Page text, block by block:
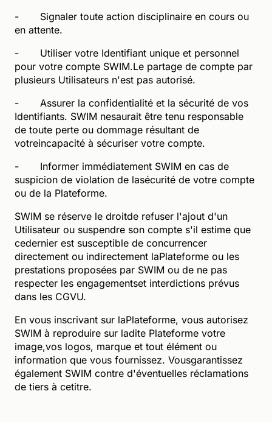
- Signaler toute action disciplinaire en cours ou
en attente.
- Utiliser votre Identifiant unique et personnel
pour votre compte SWIM.Le partage de compte par
plusieurs Utilisateurs n'est pas autorisé.
- Assurer la confidentialité et la sécurité de vos
Identifiants. SWIM nesaurait être tenu responsable
de toute perte ou dommage résultant de
votreincapacité à sécuriser votre compte.
- Informer immédiatement SWIM en cas de
suspicion de violation de lasécurité de votre compte
ou de la Plateforme.
SWIM se réserve le droitde refuser l'ajout d'un
Utilisateur ou suspendre son compte s'il estime que
cedernier est susceptible de concurrencer
directement ou indirectement laPlateforme ou les
prestations proposées par SWIM ou de ne pas
respecter les engagementset interdictions prévus
dans les CGVU.
En vous inscrivant sur laPlateforme, vous autorisez
SWIM à reproduire sur ladite Plateforme votre
image,vos logos, marque et tout élément ou
information que vous fournissez. Vousgarantissez
également SWIM contre d'éventuelles réclamations
de tiers à cetitre.